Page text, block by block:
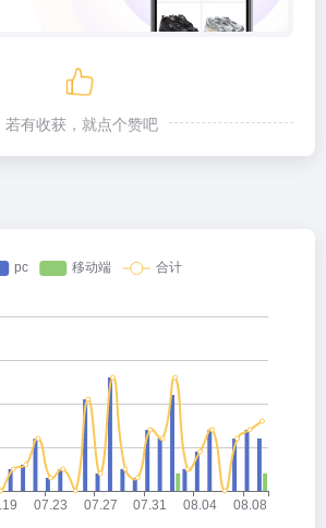
若有收获，就点个赞吧